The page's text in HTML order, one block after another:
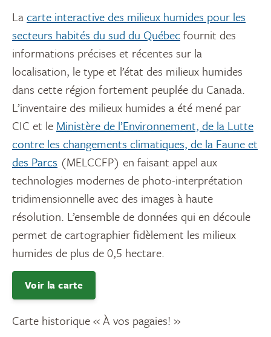
Lacarte interactive des milieux humides pour les
secteurs habités du sud du Québec fournit des
informations précises et récentes sur la
localisation, le type et l’état des milieux humides
dans cette région fortement peuplée du Canada.
L’inventaire des milieux humides a été mené par
CIC et le Ministère de l’Environnement, de la Lutte
contre les changements climatiques, de la Faune et
des Parcs (MELCCFP) en faisant appel aux
technologies modernes de photo-interprétation
tridimensionnelle avec des images à haute
résolution. L’ensemble de données qui en découle
permet de cartographier fidèlement les milieux
humides de plus de 0,5 hectare.
Voir la carte
Carte historique « À vos pagaies! »